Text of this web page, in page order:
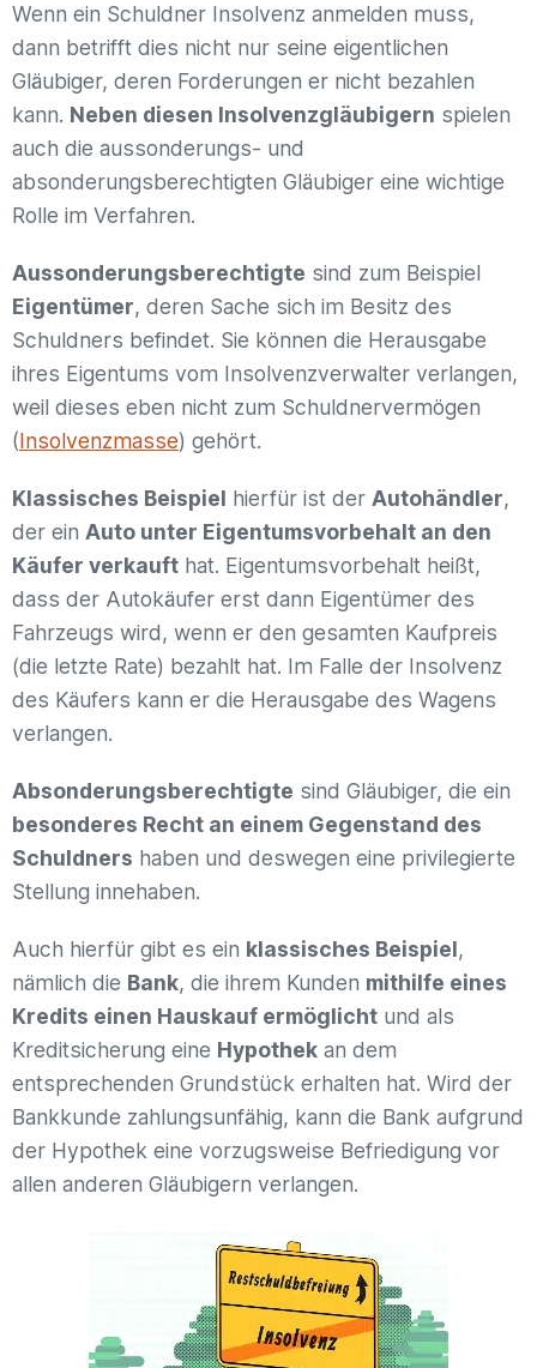
Wenn ein Schuldner Insolvenz anmelden muss,
dann betrifft dies nicht nur seine eigentlichen
Gläubiger, deren Forderungen er nicht bezahlen
kann. Neben diesen Insolvenzgläubigern spielen
auch die aussonderungs- und
absonderungsberechtigten Gläubiger eine wichtige
Rolle im Verfahren.
Aussonderungsberechtigte sind zum Beispiel
Eigentümer, deren Sache sich im Besitz des
Schuldners befindet. Sie können die Herausgabe
ihres Eigentums vom Insolvenzverwalter verlangen,
weil dieses eben nicht zum Schuldnervermögen
(Insolvenzmasse) gehört.
Klassisches Beispiel hierfür ist der Autohändler,
der ein Auto unter Eigentumsvorbehalt an den
Käufer verkauft hat. Eigentumsvorbehalt heißt,
dass der Autokäufer erst dann Eigentümer des
Fahrzeugs wird, wenn er den gesamten Kaufpreis
(die letzte Rate) bezahlt hat. Im Falle der Insolvenz
des Käufers kann er die Herausgabe des Wagens
verlangen.
Absonderungsberechtigte sind Gläubiger, die ein
besonderes Recht an einem Gegenstand des
Schuldners haben und deswegen eine privilegierte
Stellung innehaben.
Auch hierfür gibt es ein klassisches Beispiel,
nämlich die Bank, die ihrem Kunden mithilfe eines
Kredits einen Hauskauf ermöglicht und als
Kreditsicherung eine Hypothek an dem
entsprechenden Grundstück erhalten hat. Wird der
Bankkunde zahlungsunfähig, kann die Bank aufgrund
der Hypothek eine vorzugsweise Befriedigung vor
allen anderen Gläubigern verlangen.